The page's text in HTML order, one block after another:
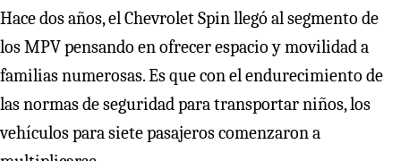
Hace dos años, el Chevrolet Spin llegó al segmento de
los MPV pensando en ofrecer espacio y movilidad a
familias numerosas. Es que con el endurecimiento de
las normas de seguridad para transportar niños, los
vehículos para siete pasajeros comenzaron a